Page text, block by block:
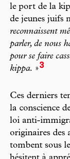
le port de la
de jeunes juifs
reconnaissent
parler, de nous
pour se faire
kippa. »3
Ces derniers
la conscience
loi anti-
originaires des
tombent sous